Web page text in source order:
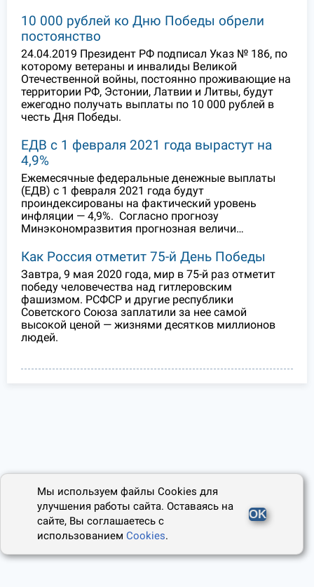
10 000 рублей ко Дню Победы обрели
постоянство
24.04.2019 Президент РФ подписал Указ № 186, по
которому ветераны и инвалиды Великой
Отечественной войны, постоянно проживающие на
территории РФ, Эстонии, Латвии и Литвы, будут
ежегодно получать выплаты по 10 000 рублей в
честь Дня Победы.
ЕДВ с 1 февраля 2021 года вырастут на
4,9%
Ежемесячные федеральные денежные выплаты
(ЕДВ) с 1 февраля 2021 года будут
проиндексированы на фактический уровень
инфляции — 4,9%. Согласно прогнозу
Минэкономразвития прогнозная величи…
Как Россия отметит 75-й День Победы
Завтра, 9 мая 2020 года, мир в 75-й раз отметит
победу человечества над гитлеровским
фашизмом. РСФСР и другие республики
Советского Союза заплатили за нее самой
высокой ценой — жизнями десятков миллионов
людей.
Мы используем файлы Cookies для
улучшения работы сайта. Оставаясь на
сайте, Вы соглашаетесь с
использованиемCookies.
OK